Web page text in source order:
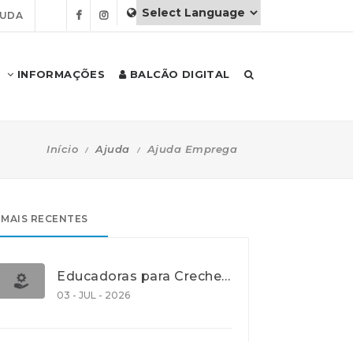
INFORMAÇÕES BALCÃO DIGITAL
Início Ajuda Ajuda Emprega
MAIS RECENTES
Educadoras para Creche e J.I., Lisboa
03 - JUL - 2026